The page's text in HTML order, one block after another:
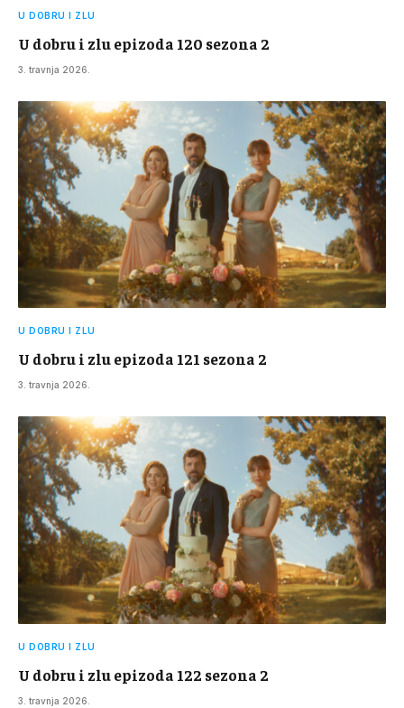
U DOBRU I ZLU
U dobru i zlu epizoda 120 sezona 2
3. travnja 2026.
U DOBRU I ZLU
U dobru i zlu epizoda 121 sezona 2
3. travnja 2026.
U DOBRU I ZLU
U dobru i zlu epizoda 122 sezona 2
3. travnja 2026.